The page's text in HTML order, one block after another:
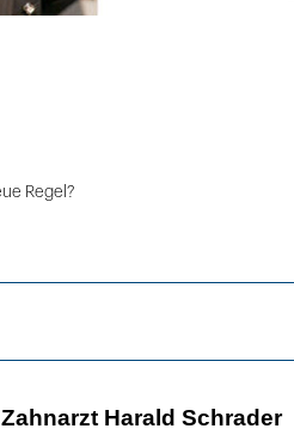
Regel?
Themen wird sich der Verband
Harald Schrader